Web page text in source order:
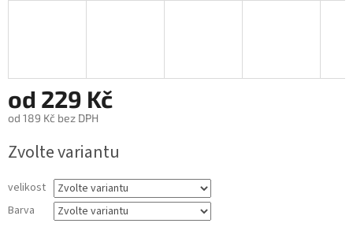
od 229 Kč
od 189 Kč bez DPH
cena:
Zvolte variantu
velikost
Barva